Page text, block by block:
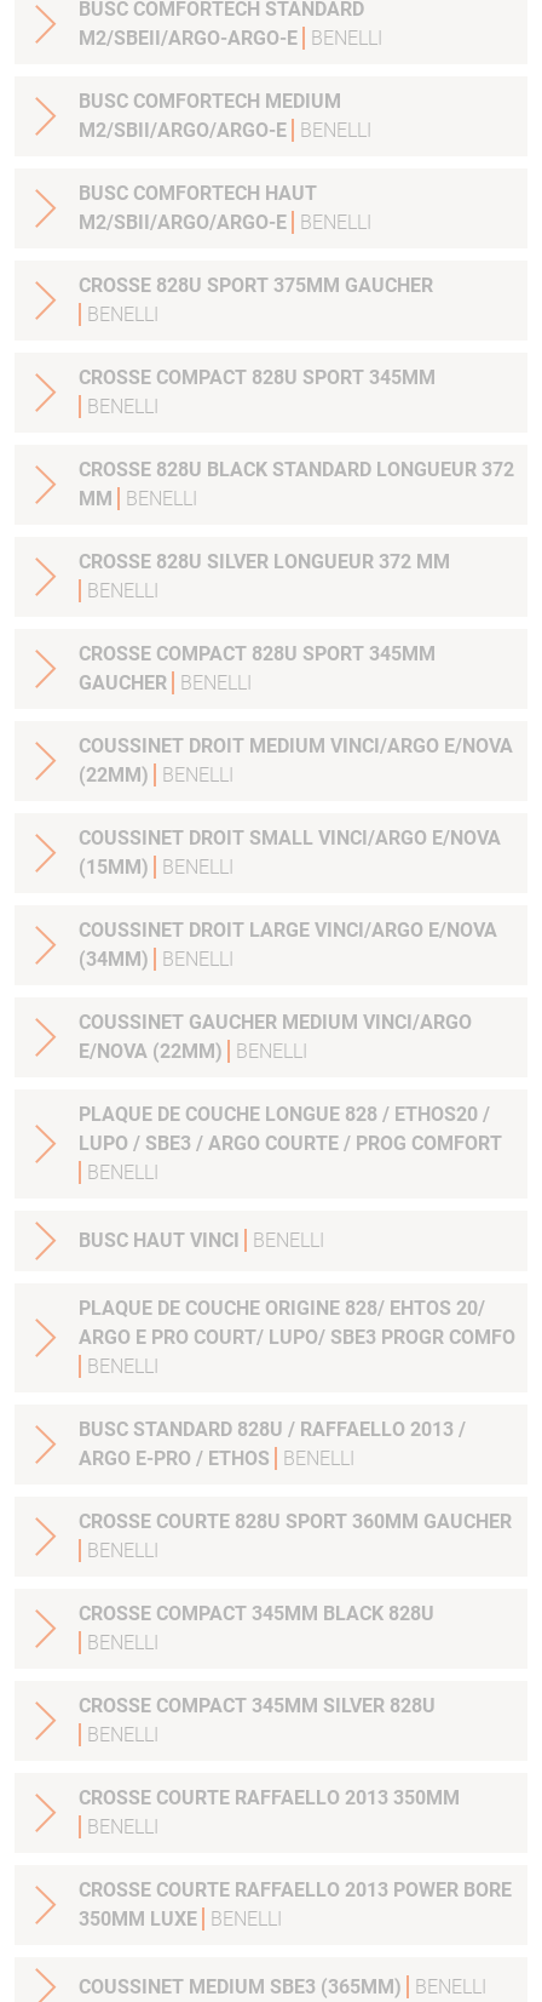
BUSC COMFORTECH STANDARD
M2/SBEII/ARGO-ARGO-E
BENELLI
BUSC COMFORTECH MEDIUM
M2/SBII/ARGO/ARGO-E
BENELLI
BUSC COMFORTECH HAUT
M2/SBII/ARGO/ARGO-E
BENELLI
CROSSE 828U SPORT 375MM GAUCHER
BENELLI
CROSSE COMPACT 828U SPORT 345MM
BENELLI
CROSSE 828U BLACK STANDARD LONGUEUR 372
MM
BENELLI
CROSSE 828U SILVER LONGUEUR 372 MM
BENELLI
CROSSE COMPACT 828U SPORT 345MM
GAUCHER
BENELLI
COUSSINET DROIT MEDIUM VINCI/ARGO E/NOVA
(22MM)
BENELLI
COUSSINET DROIT SMALL VINCI/ARGO E/NOVA
(15MM)
BENELLI
COUSSINET DROIT LARGE VINCI/ARGO E/NOVA
(34MM)
BENELLI
COUSSINET GAUCHER MEDIUM VINCI/ARGO
E/NOVA (22MM)
BENELLI
PLAQUE DE COUCHE LONGUE 828 / ETHOS20 /
LUPO / SBE3 / ARGO COURTE / PROG COMFORT
BENELLI
BUSC HAUT VINCI BENELLI
PLAQUE DE COUCHE ORIGINE 828/ EHTOS 20/
ARGO E PRO COURT/ LUPO/ SBE3 PROGR COMFO
BENELLI
BUSC STANDARD 828U / RAFFAELLO 2013 /
ARGO E-PRO / ETHOS
BENELLI
CROSSE COURTE 828U SPORT 360MM GAUCHER
BENELLI
CROSSE COMPACT 345MM BLACK 828U
BENELLI
CROSSE COMPACT 345MM SILVER 828U
BENELLI
CROSSE COURTE RAFFAELLO 2013 350MM
BENELLI
CROSSE COURTE RAFFAELLO 2013 POWER BORE
350MM LUXE
BENELLI
COUSSINET MEDIUM SBE3 (365MM) BENELLI